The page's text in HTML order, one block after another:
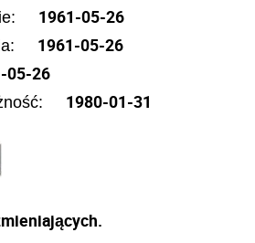
1961-05-26
1961-05-26
05-26
1980-01-31